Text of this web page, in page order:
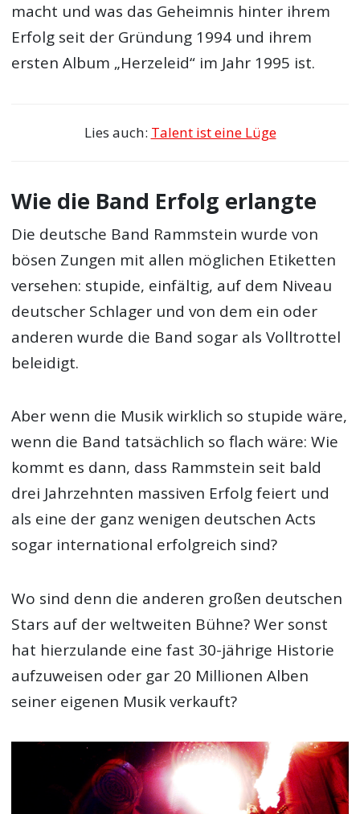
macht und was das Geheimnis hinter ihrem
Erfolg seit der Gründung 1994 und ihrem
ersten Album „Herzeleid“ im Jahr 1995 ist.
Lies auch: Talent ist eine Lüge
Wie die Band Erfolg erlangte
Die deutsche Band Rammstein wurde von
bösen Zungen mit allen möglichen Etiketten
versehen: stupide, einfältig, auf dem Niveau
deutscher Schlager und von dem ein oder
anderen wurde die Band sogar als Volltrottel
beleidigt.
Aber wenn die Musik wirklich so stupide wäre,
wenn die Band tatsächlich so flach wäre: Wie
kommt es dann, dass Rammstein seit bald
drei Jahrzehnten massiven Erfolg feiert und
als eine der ganz wenigen deutschen Acts
sogar international erfolgreich sind?
Wo sind denn die anderen großen deutschen
Stars auf der weltweiten Bühne? Wer sonst
hat hierzulande eine fast 30-jährige Historie
aufzuweisen oder gar 20 Millionen Alben
seiner eigenen Musik verkauft?